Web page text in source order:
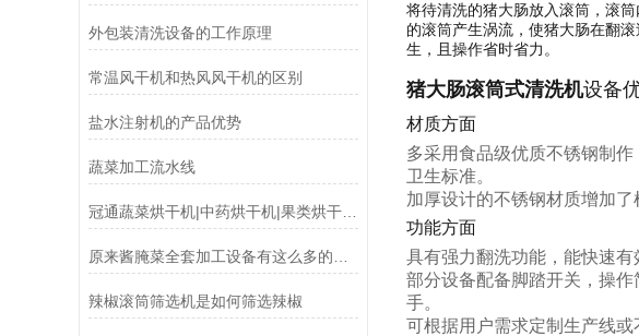
外包装清洗设备的工作原理
常温风干机和热风风干机的区别
盐水注射机的产品优势
蔬菜加工流水线
冠通蔬菜烘干机|中药烘干机|果类烘干机的原理
辣椒滚筒筛选机是如何筛选辣椒
将待清洗的猪大肠放入滚筒，滚
的滚筒产生涡流，使猪大肠在翻
生，且操作省时省力。
猪大肠滚筒式清洗机设备
材质方面
多采用食品级优质不锈钢制
卫生标准。
加厚设计的不锈钢材质增加
功能方面
具有强力翻洗功能，能快速
部分设备配备脚踏开关，操
手。
可根据用户需求定制生产线